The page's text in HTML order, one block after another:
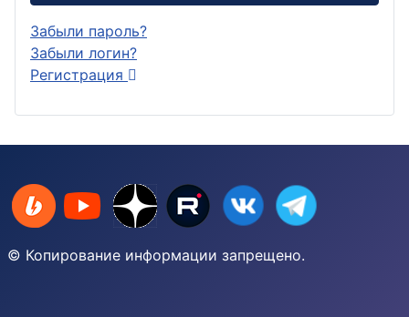
Забыли пароль?
Забыли логин?
Регистрация
© Копирование информации запрещено.